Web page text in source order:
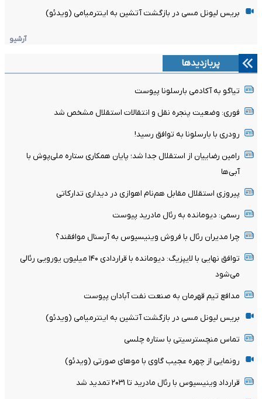
بریس لیونل مسی در بازگشت آتشین به اینترمیامی (ویدئو)
آرشیو
پربازدیدها
تیاگو به آکادمی بارسلونا پیوست
فوری: وضعیت پنجره نقل و انتقالات استقلال مشخص شد
رودری با بارسلونا به توافق رسید!
رامین رضاییان از استقلال جدا شد؛ پایان همکاری ستاره ملی‌پوش با
آبی‌ها
پیروزی استقلال مقابل هم‌نام اهوازی در دیداری تدارکاتی
رسمی: دیومانده به رئال مادرید پیوست
چرا مدیران رئال با فروش وینیسیوس به آرسنال موافقند؟
توافق نهایی با لایپزیگ: دیومانده با قراردادی ۱۴۰ میلیون یورویی رئالی
می‌شود
مدافع تیم قهرمان به صنعت نفت آبادان پیوست
بریس لیونل مسی در بازگشت آتشین به اینترمیامی (ویدئو)
تماس منچسترسیتی با ستاره چلسی
رونمایی از چهره عجیب گاوی با موهای صورتی (ویدئو)
قرارداد وینیسیوس با رئال مادرید تا ۲۰۳۱ تمدید شد